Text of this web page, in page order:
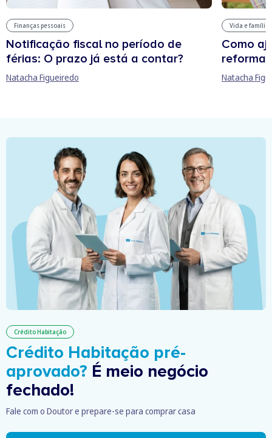
Finanças pessoais
Notificação fiscal no período de
férias: O prazo já está a contar?
Natacha Figueiredo
Vida e família
Como
reforma
Natacha
Crédito Habitação
Crédito Habitação pré-
aprovado? É meio negócio
fechado!
Fale com o Doutor e prepare-se para comprar casa